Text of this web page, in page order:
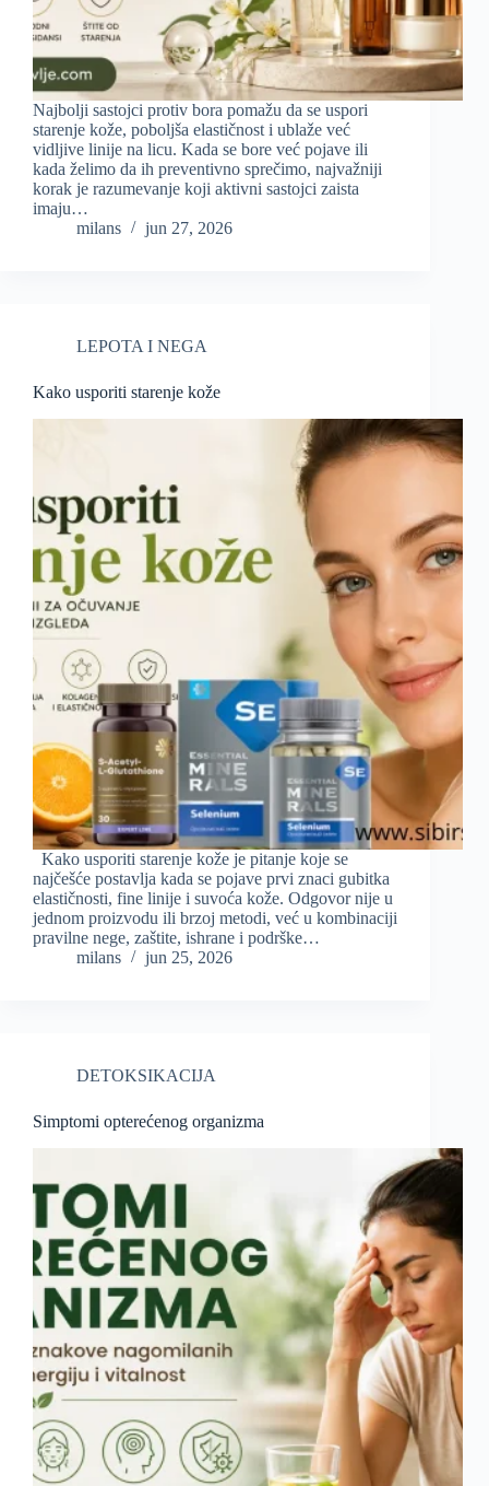
Najbolji sastojci protiv bora pomažu da se uspori
starenje kože, poboljša elastičnost i ublaže već
vidljive linije na licu. Kada se bore već pojave ili
kada želimo da ih preventivno sprečimo, najvažniji
korak je razumevanje koji aktivni sastojci zaista
imaju…
milans
jun 27, 2026
LEPOTA I NEGA
Kako usporiti starenje kože
Kako usporiti starenje kože je pitanje koje se
najčešće postavlja kada se pojave prvi znaci gubitka
elastičnosti, fine linije i suvoća kože. Odgovor nije u
jednom proizvodu ili brzoj metodi, već u kombinaciji
pravilne nege, zaštite, ishrane i podrške…
milans
jun 25, 2026
DETOKSIKACIJA
Simptomi opterećenog organizma